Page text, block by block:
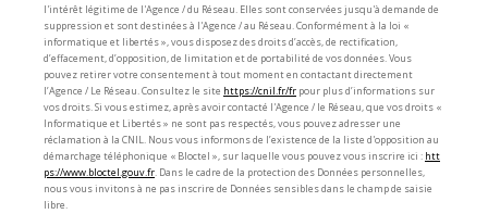
l'intérêt légitime de l'Agence / du Réseau. Elles sont conservées jusqu'à demande de
suppression et sont destinées à l'Agence / au Réseau. Conformément à la loi «
informatique et libertés », vous disposez des droits d’accès, de rectification,
d’effacement, d’opposition, de limitation et de portabilité de vos données. Vous
pouvez retirer votre consentement à tout moment en contactant directement
l’Agence / Le Réseau. Consultez le site https://cnil.fr/fr pour plus d’informations sur
vos droits. Si vous estimez, après avoir contacté l'Agence / le Réseau, que vos droits «
Informatique et Libertés » ne sont pas respectés, vous pouvez adresser une
réclamation à la CNIL. Nous vous informons de l’existence de la liste d'opposition au
démarchage téléphonique « Bloctel », sur laquelle vous pouvez vous inscrire ici : htt
ps://www.bloctel.gouv.fr. Dans le cadre de la protection des Données personnelles,
nous vous invitons à ne pas inscrire de Données sensibles dans le champ de saisie
libre.